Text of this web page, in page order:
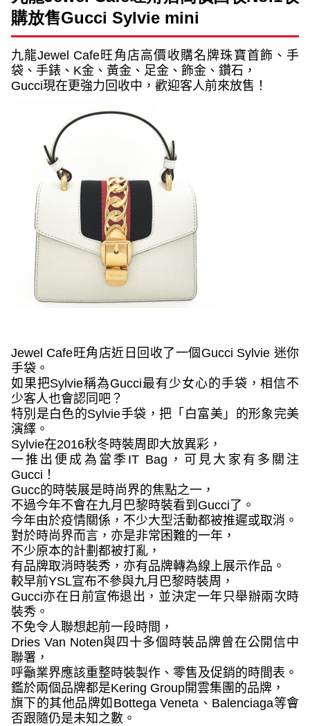
購放售Gucci Sylvie mini
九龍Jewel Cafe旺角店高價收購名牌珠寶首飾、手
袋、手錶、 K金、黃金、足金、飾金、鑽石，
Gucci現在更強力回收中，歡迎客人前來放售！
Jewel Cafe旺角店近日回收了一個 Gucci Sylvie 迷你
手袋。
如果把Sylvie稱為Gucci最有少女心的手袋，相信不
少客人也會認同吧？
特別是白色的Sylvie手袋，把「白富美」的形象完美
演繹。
Sylvie在2016秋冬時裝周即大放異彩，
一推出便成為當季 IT Bag ，可見大家有多關注
Gucci ！
Gucc的時裝展是時尚界的焦點之一，
不過今年不會在九月巴黎時裝看到 Gucci了。
今年由於疫情關係，不少大型活動都被推遲或取消。
對於時尚界而言，亦是非常困難的一年，
不少原本的計劃都被打亂，
有品牌取消時裝秀，亦有品牌轉為線上展示作品。
較早前YSL宣布不參與九月巴黎時裝周，
Gucci亦在日前宣佈退出，並決定一年只舉辦兩次時
裝秀。
不免令人聯想起前一段時間，
Dries Van Noten與四十多個時裝品牌曾在公開信中
聯署，
呼籲業界應該重整時裝製作、零售及促銷的時間表。
鑑於兩個品牌都是Kering Group開雲集團的品牌，
旗下的其他品牌如 Bottega Veneta 、 Balenciaga等會
否跟隨仍是未知之數。